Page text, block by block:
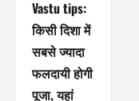
Vastu tips:
किसी दिशा में
सबसे ज्यादा
फलदायी होगी
पूजा, यहां